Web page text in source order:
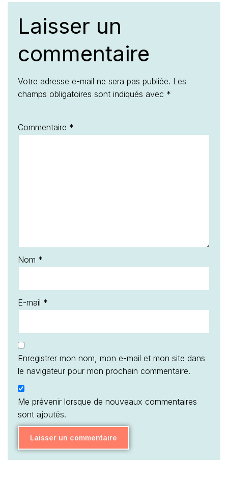
Laisser un
commentaire
Votre adresse e-mail ne sera pas publiée. Les
champs obligatoires sont indiqués avec *
Commentaire *
Nom *
E-mail *
Enregistrer mon nom, mon e-mail et mon site dans
le navigateur pour mon prochain commentaire.
Me prévenir lorsque de nouveaux commentaires
sont ajoutés.